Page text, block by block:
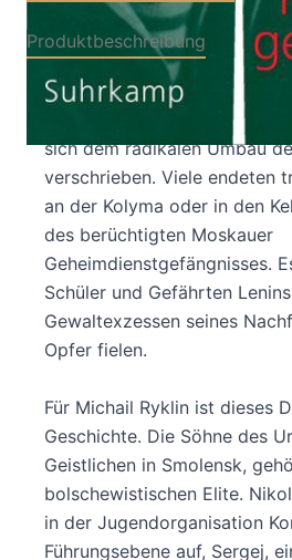
Produktbeschreibung
»Himmelsstürmer« hießen
1917 für die
sich dem radikalen Umbau
verschrieben. Viele endeten
an der Kolyma oder in den
des berüchtigten Moskauer
Geheimdienstgefängnisses.
Schüler und Gefährten
Gewaltexzessen seines
Opfer fielen.
Für Michail Ryklin ist dieses
Geschichte. Die Söhne des
Geistlichen in Smolensk,
bolschewistischen Elite.
in der Jugendorganisation
Führungsebene auf, Sergej,